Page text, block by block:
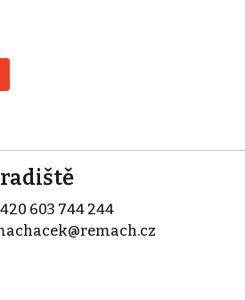
603 744 244